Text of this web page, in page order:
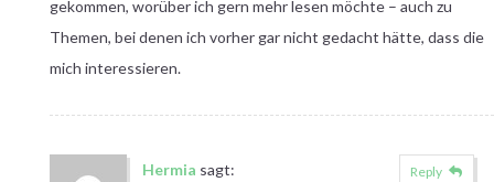
gekommen, worüber ich gern mehr lesen möchte – auch zu
Themen, bei denen ich vorher gar nicht gedacht hätte, dass die
mich interessieren.
Hermia sagt: Reply